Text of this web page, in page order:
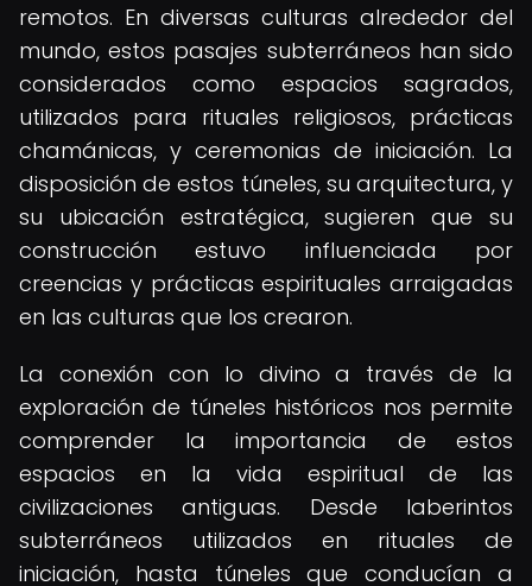
remotos. En diversas culturas alrededor del
mundo, estos pasajes subterráneos han sido
considerados como espacios sagrados,
utilizados para rituales religiosos, prácticas
chamánicas, y ceremonias de iniciación. La
disposición de estos túneles, su arquitectura, y
su ubicación estratégica, sugieren que su
construcción estuvo influenciada por
creencias y prácticas espirituales arraigadas
en las culturas que los crearon.
La conexión con lo divino a través de la
exploración de túneles históricos nos permite
comprender la importancia de estos
espacios en la vida espiritual de las
civilizaciones antiguas. Desde laberintos
subterráneos utilizados en rituales de
iniciación, hasta túneles que conducían a